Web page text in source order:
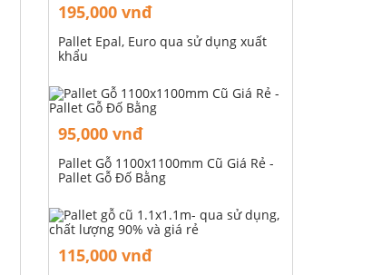
195,000 vnđ
Pallet Epal, Euro qua sử dụng xuất
khẩu
95,000 vnđ
Pallet Gỗ 1100x1100mm Cũ Giá Rẻ -
Pallet Gỗ Đố Bằng
115,000 vnđ